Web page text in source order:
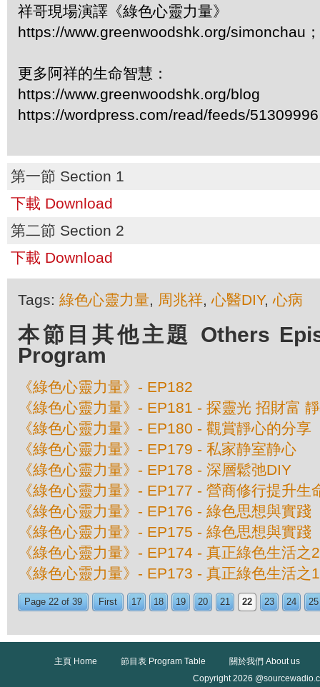
祥哥現場演譯《綠色心靈力量》
https://www.greenwoodshk.org/simonchau
更多阿祥的生命智慧：
https://www.greenwoodshk.org/blog
https://wordpress.com/read/feeds/51309996
第一節 Section 1
下載 Download
第二節 Section 2
下載 Download
Tags: 綠色心靈力量, 周兆祥,心醫DIY,心病
本節目其他主題 Others
Program
《綠色心靈力量》- EP182
《綠色心靈力量》- EP181 - 探靈光 招財富
《綠色心靈力量》- EP180 - 觀賞靜心的分享
《綠色心靈力量》- EP179 - 私家静室静心
《綠色心靈力量》- EP178 - 深層鬆弛DIY
《綠色心靈力量》- EP177 - 營商修行提升生
《綠色心靈力量》- EP176 - 綠色思想與實踐
《綠色心靈力量》- EP175 - 綠色思想與實踐
《綠色心靈力量》- EP174 - 真正綠色生活之
《綠色心靈力量》- EP173 - 真正綠色生活之
Page 22 of 39 First 17 18 19 20 21 22 23 24 25
主頁 Home 節目表 Program Table
關於我們 About us
Copyright 2026